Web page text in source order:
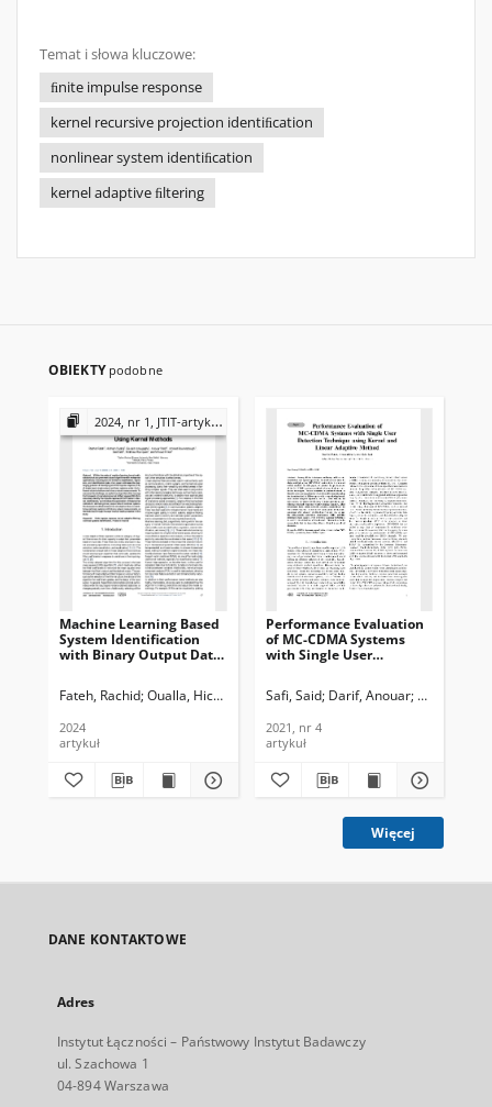
Temat i słowa kluczowe:
ﬁnite impulse response
kernel recursive projection identiﬁcation
nonlinear system identiﬁcation
kernel adaptive ﬁltering
OBIEKTY podobne
2024, nr 1, JTIT-artykuły
Machine Learning Based
System Identification
with Binary Output Data
Telecommunications and
2024, nr 1
Fateh, Rachid Oualla, Hicham Azougaghe, Es-said Darif, Anouar
2024
artykuł
Performance Evaluation
of MC-CDMA Systems
with Single User
Adaptive Method, Journal
and Information
Technology, 2021, nr 4
Safi, Said Darif, Anouar Fateh,
2021, nr 4
artykuł
Więcej
DANE KONTAKTOWE
Adres
Instytut Łączności – Państwowy Instytut Badawczy
ul. Szachowa 1
04-894 Warszawa